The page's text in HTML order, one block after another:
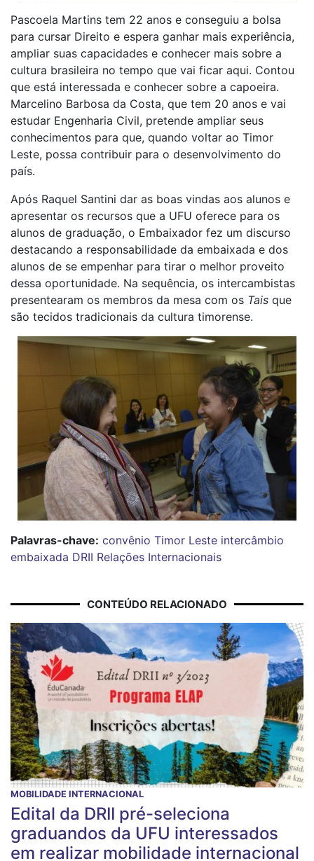
Pascoela Martins tem 22 anos e conseguiu a bolsa
para cursar Direito e espera ganhar mais experiência,
ampliar suas capacidades e conhecer mais sobre a
cultura brasileira no tempo que vai ficar aqui. Contou
que está interessada e conhecer sobre a capoeira.
Marcelino Barbosa da Costa, que tem 20 anos e vai
estudar Engenharia Civil, pretende ampliar seus
conhecimentos para que, quando voltar ao Timor
Leste, possa contribuir para o desenvolvimento do
país.
Após Raquel Santini dar as boas vindas aos alunos e
apresentar os recursos que a UFU oferece para os
alunos de graduação, o Embaixador fez um discurso
destacando a responsabilidade da embaixada e dos
alunos de se empenhar para tirar o melhor proveito
dessa oportunidade. Na sequência, os intercambistas
presentearam os membros da mesa com os Tais que
são tecidos tradicionais da cultura timorense.
Palavras-chave: convênio Timor Leste intercâmbio
embaixada DRII Relações Internacionais
CONTEÚDO RELACIONADO
MOBILIDADE INTERNACIONAL
Edital da DRII pré-seleciona
graduandos da UFU interessados
em realizar mobilidade internacional